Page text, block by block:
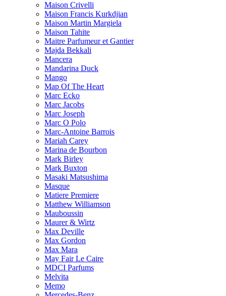
Maison Crivelli
Maison Francis Kurkdjian
Maison Martin Margiela
Maison Tahite
Maitre Parfumeur et Gantier
Majda Bekkali
Mancera
Mandarina Duck
Mango
Map Of The Heart
Marc Ecko
Marc Jacobs
Marc Joseph
Marc O Polo
Marc-Antoine Barrois
Mariah Carey
Marina de Bourbon
Mark Birley
Mark Buxton
Masaki Matsushima
Masque
Matiere Premiere
Matthew Williamson
Mauboussin
Maurer & Wirtz
Max Deville
Max Gordon
Max Mara
May Fair Le Caire
MDCI Parfums
Melvita
Memo